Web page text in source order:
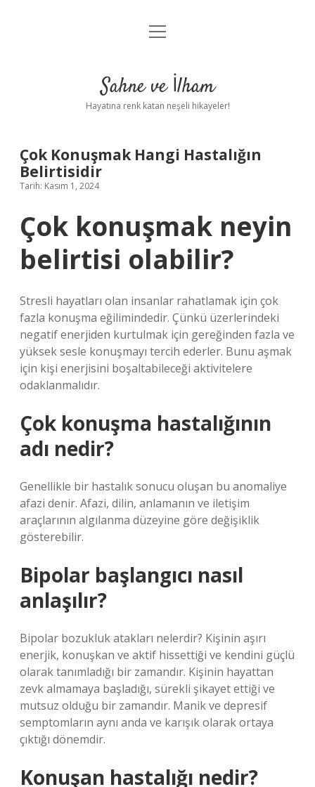
Anasayfa
Yasal Uyarı
menüyü
Sahne ve İlham
Hayatına renk katan neşeli hikayeler!
Çok Konuşmak Hangi Hastalığın
Belirtisidir
Tarih: Kasım 1, 2024
Çok konuşmak neyin
belirtisi olabilir?
Stresli hayatları olan insanlar rahatlamak için çok
fazla konuşma eğilimindedir. Çünkü üzerlerindeki
negatif enerjiden kurtulmak için gereğinden fazla ve
yüksek sesle konuşmayı tercih ederler. Bunu aşmak
için kişi enerjisini boşaltabileceği aktivitelere
odaklanmalıdır.
Çok konuşma hastalığının
adı nedir?
Genellikle bir hastalık sonucu oluşan bu anomaliye
afazi denir. Afazi, dilin, anlamanın ve iletişim
araçlarının algılanma düzeyine göre değişiklik
gösterebilir.
Bipolar başlangıcı nasıl
anlaşılır?
Bipolar bozukluk atakları nelerdir? Kişinin aşırı
enerjik, konuşkan ve aktif hissettiği ve kendini güçlü
olarak tanımladığı bir zamandır. Kişinin hayattan
zevk almamaya başladığı, sürekli şikayet ettiği ve
mutsuz olduğu bir zamandır. Manik ve depresif
semptomların aynı anda ve karışık olarak ortaya
çıktığı dönemdir.
Konuşan hastalığı nedir?